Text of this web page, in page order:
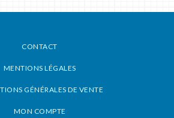
CONTACT
MENTIONS LÉGALES
GÉNÉRALES DE VENTE
MON COMPTE